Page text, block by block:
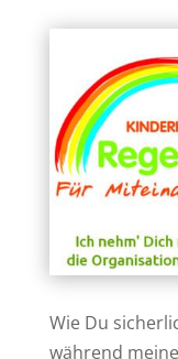
Wie Du
während